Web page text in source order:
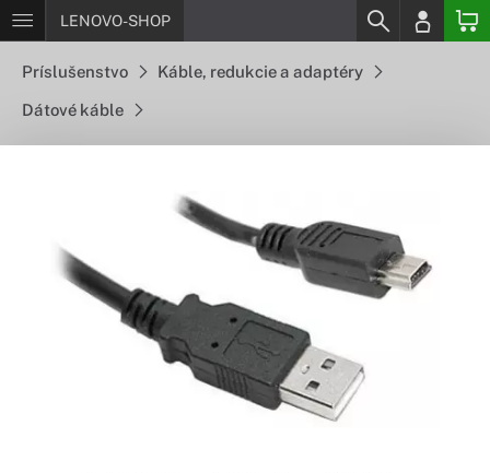
LENOVO-SHOP
Príslušenstvo Káble, redukcie a adaptéry
Dátové káble